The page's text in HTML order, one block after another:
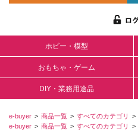
ホビー・模型
おもちゃ・ゲーム
DIY・業務用途品
e-buyer 商品一覧 すべてのカテゴリ
e-buyer
商品一覧 すべてのカテゴリ